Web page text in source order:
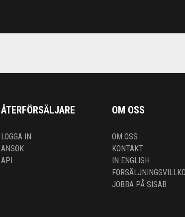
ÅTERFÖRSÄLJARE
LOGGA IN
ANSÖK
API
OM OSS
OM OSS
KONTAKT
IN ENGLISH
JOBBA PÅ SISAB